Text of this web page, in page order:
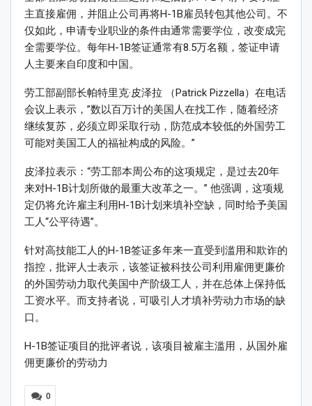
主直接雇佣，并阻止公司再将H-1B雇员转包其他公司。不
仅如此，申请专业职业的条件由通常需要学位，改变成完
全需要学位。每年H-1B签证通常有8.5万名额，签证申请
人主要来自印度和中国。
劳工部副部长帕特里克·皮泽拉 （Patrick Pizzella）在电话
会议上表示，”数以百万计的美国人在找工作，随着经济
继续复苏，必须立即采取行动，防范成本较低的外国劳工
可能对美国工人的福祉构成的风险。”
皮泽拉表示：“劳工部本周公布的这项规定，是过去20年
来对H-1B计划所做的最重大改革之一。” 他强调，这项规
定仍将允许雇主利用H-1B计划来填补空缺，同时给予美国
工人“公平待遇”。
针对高技能工人的H-1B签证多年来一直受到滥用和欺诈的
指控，批评人士表示，该签证被科技公司利用雇佣更廉价
的外国劳动力取代美国中产阶级工人，并在总体上保持低
工资水平。而支持者说，可吸引人才填补劳动力市场的缺
口。
H-1B签证项目的批评者说，该项目被雇主滥用，从国外雇
佣更廉价的劳动力
0